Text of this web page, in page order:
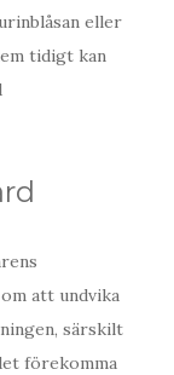
eller
tidigt kan
att undvika
särskilt
förekomma